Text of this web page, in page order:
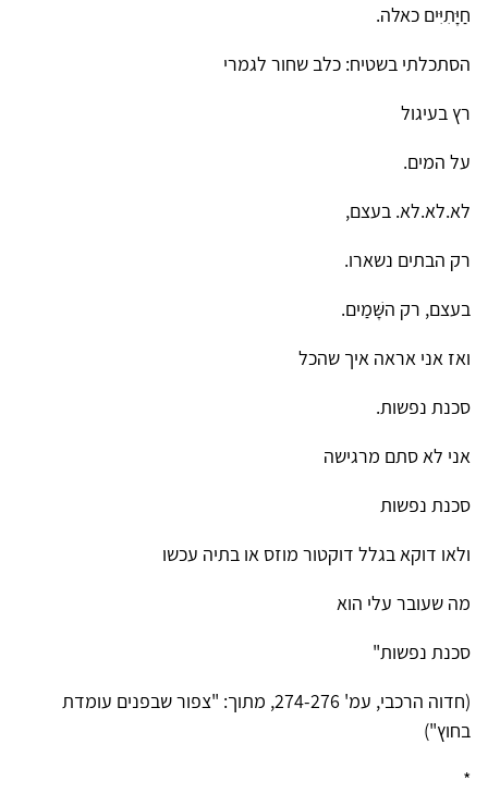
חַיָּתִיִּים כאלה.
הסתכלתי בשטיח: כלב שחור לגמרי
רץ בעיגול
על המים.
לא.לא.לא. בעצם,
רק הבתים נשארו.
בעצם, רק השָּׁמַים.
ואז אני אראה איך שהכל
סכנת נפשות.
אני לא סתם מרגישה
סכנת נפשות
ולאו דוקא בגלל דוקטור מוזס או בתיה עכשו
מה שעובר עלי הוא
סכנת נפשות"
(חדוה הרכבי, עמ' 274-276, מתוך: "צפור שבפנים עומדת
בחוץ")
*